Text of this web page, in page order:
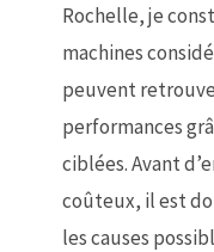
Rochelle, je
machines
peuvent
performances
ciblées. Avant
coûteux, il est
les causes